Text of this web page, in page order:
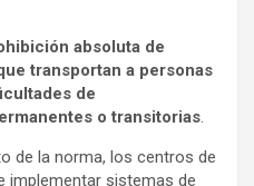
absoluta de
transportan a personas
de
o transitorias.
de la norma, los centros de
implementar sistemas de